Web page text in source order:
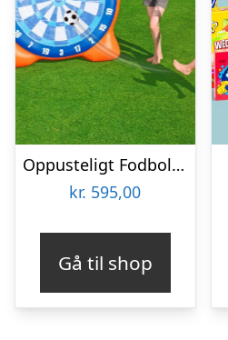
Oppusteligt Fodbolddart – Bestway
kr. 595,00
Gå til shop